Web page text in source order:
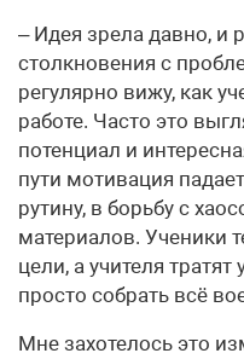
– Идея зрела давно, и
столкновения с
регулярно вижу, как
работе. Часто это
потенциал и
пути мотивация
рутину, в борьбу с
материалов. Ученики
цели, а учителя
просто собрать всё
Мне захотелось это